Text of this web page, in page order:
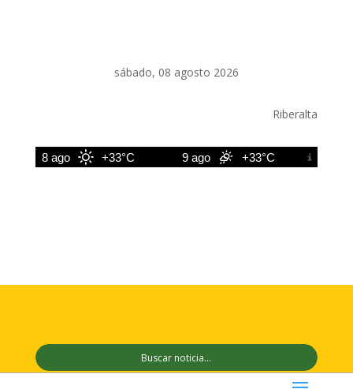
sábado, 08 agosto 2026
Riberalta
8 ago +33°C 9 ago +33°C 10 ago